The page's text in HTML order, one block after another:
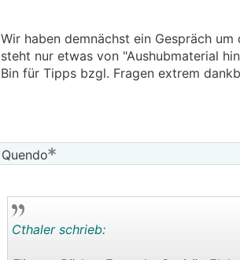
Wir haben demnächst ein Gespräch
steht nur etwas von "Aushubmaterial
Bin für Tipps bzgl. Fragen extrem
Quendo
Cthaler schrieb: